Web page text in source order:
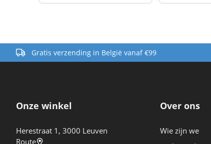
Gratis verzending in België vanaf €99
Onze winkel
Herestraat 1, 3000 Leuven
Route
Over ons
Wie zijn we